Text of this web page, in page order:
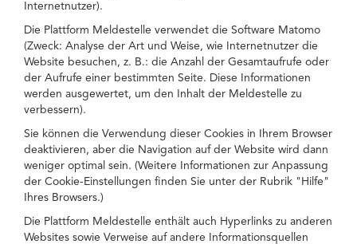
Internetnutzer).
Die Plattform Meldestelle verwendet die Software Matomo
(Zweck: Analyse der Art und Weise, wie Internetnutzer die
Website besuchen, z. B.: die Anzahl der Gesamtaufrufe oder
der Aufrufe einer bestimmten Seite. Diese Informationen
werden ausgewertet, um den Inhalt der Meldestelle zu
verbessern).
Sie können die Verwendung dieser Cookies in Ihrem Browser
deaktivieren, aber die Navigation auf der Website wird dann
weniger optimal sein. (Weitere Informationen zur Anpassung
der Cookie-Einstellungen finden Sie unter der Rubrik "Hilfe"
Ihres Browsers.)
Die Plattform Meldestelle enthält auch Hyperlinks zu anderen
Websites sowie Verweise auf andere Informationsquellen